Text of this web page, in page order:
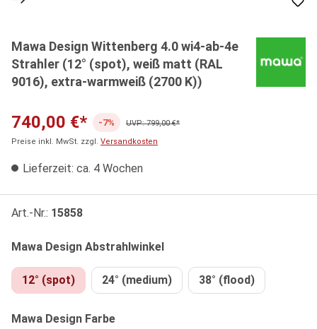
Mawa Design Wittenberg 4.0 wi4-ab-4e
Strahler (12° (spot), weiß matt (RAL
9016), extra-warmweiß (2700 K))
740,00 €* -7%
UVP: 799,00 €*
Preise inkl. MwSt. zzgl. Versandkosten
Lieferzeit: ca. 4 Wochen
Art.-Nr.: 15858
Mawa Design Abstrahlwinkelauswählen
12° (spot) 24° (medium) 38° (flood)
Mawa Design Farbeauswählen